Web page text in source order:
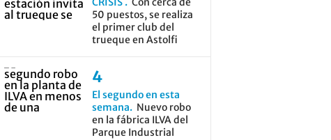
50 puestos, se realiza
el primer club del
trueque en Astolfi
El segundo en esta
semana
Nuevo robo
en la fábrica ILVA del
Parque Industrial